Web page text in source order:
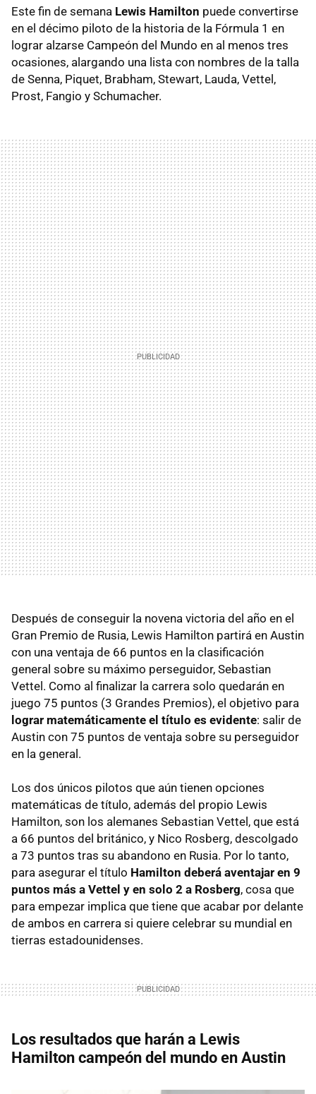
Este fin de semana Lewis Hamilton puede convertirse
en el décimo piloto de la historia de la Fórmula 1 en
lograr alzarse Campeón del Mundo en al menos tres
ocasiones, alargando una lista con nombres de la talla
de Senna, Piquet, Brabham, Stewart, Lauda, Vettel,
Prost, Fangio y Schumacher.
Después de conseguir la novena victoria del año en el
Gran Premio de Rusia, Lewis Hamilton partirá en Austin
con una ventaja de 66 puntos en la clasificación
general sobre su máximo perseguidor, Sebastian
Vettel. Como al finalizar la carrera solo quedarán en
juego 75 puntos (3 Grandes Premios), el objetivo para
lograr matemáticamente el título es evidente: salir de
Austin con 75 puntos de ventaja sobre su perseguidor
en la general.
Los dos únicos pilotos que aún tienen opciones
matemáticas de título, además del propio Lewis
Hamilton, son los alemanes Sebastian Vettel, que está
a 66 puntos del británico, y Nico Rosberg, descolgado
a 73 puntos tras su abandono en Rusia. Por lo tanto,
para asegurar el título Hamilton deberá aventajar en 9
puntos más a Vettel y en solo 2 a Rosberg, cosa que
para empezar implica que tiene que acabar por delante
de ambos en carrera si quiere celebrar su mundial en
tierras estadounidenses.
Los resultados que harán a Lewis
Hamilton campeón del mundo en Austin